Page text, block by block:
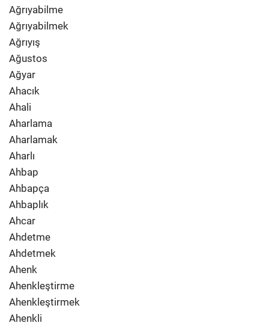
Ağrıyabilme
Ağrıyabilmek
Ağrıyış
Ağustos
Ağyar
Ahacık
Ahali
Aharlama
Aharlamak
Aharlı
Ahbap
Ahbapça
Ahbaplık
Ahcar
Ahdetme
Ahdetmek
Ahenk
Ahenkleştirme
Ahenkleştirmek
Ahenkli